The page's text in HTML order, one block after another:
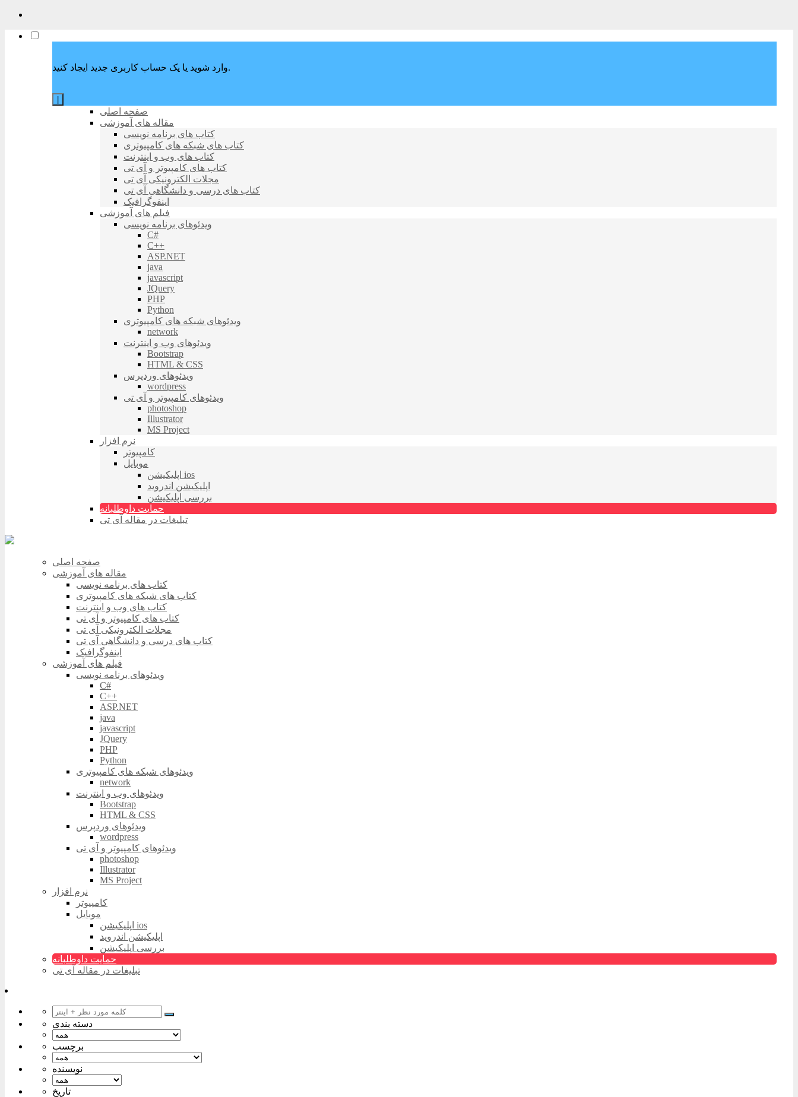
وارد شوید یا یک حساب کاربری جدید ایجاد کنید.
صفحه اصلی
مقاله های آموزشی
کتاب های برنامه نویسی
کتاب های شبکه های کامپیوتری
کتاب های وب و اینترنت
کتاب های کامپیوتر و آی تی
مجلات الکترونیکی آی تی
کتاب های درسی و دانشگاهی آی تی
اینفوگرافیک
فیلم های آموزشی
ویدئوهای برنامه نویسی
C#
C++
ASP.NET
java
javascript
JQuery
PHP
Python
ویدئوهای شبکه های کامپیوتری
network
ویدئوهای وب و اینترنت
Bootstrap
HTML & CSS
ویدئوهای وردپرس
wordpress
ویدئوهای کامپیوتر و آی تی
photoshop
Illustrator
MS Project
نرم افزار
کامپیوتر
موبایل
اپلیکیشن ios
اپلیکیشن اندروید
بررسی اپلیکیشن
حمایت داوطلبانه
تبلیغات در مقاله آی تی
صفحه اصلی
مقاله های آموزشی
کتاب های برنامه نویسی
کتاب های شبکه های کامپیوتری
کتاب های وب و اینترنت
کتاب های کامپیوتر و آی تی
مجلات الکترونیکی آی تی
کتاب های درسی و دانشگاهی آی تی
اینفوگرافیک
فیلم های آموزشی
ویدئوهای برنامه نویسی
C#
C++
ASP.NET
java
javascript
JQuery
PHP
Python
ویدئوهای شبکه های کامپیوتری
network
ویدئوهای وب و اینترنت
Bootstrap
HTML & CSS
ویدئوهای وردپرس
wordpress
ویدئوهای کامپیوتر و آی تی
photoshop
Illustrator
MS Project
نرم افزار
کامپیوتر
موبایل
اپلیکیشن ios
اپلیکیشن اندروید
بررسی اپلیکیشن
حمایت داوطلبانه
تبلیغات در مقاله آی تی
دسته بندی
برچسب
نویسنده
تاریخ